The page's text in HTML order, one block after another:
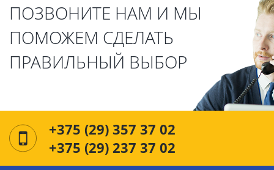
ПОЗВОНИТЕ НАМ И МЫ
ПОМОЖЕМ СДЕЛАТЬ
ПРАВИЛЬНЫЙ ВЫБОР
+375 (29) 357 37 02
+375 (29) 237 37 02